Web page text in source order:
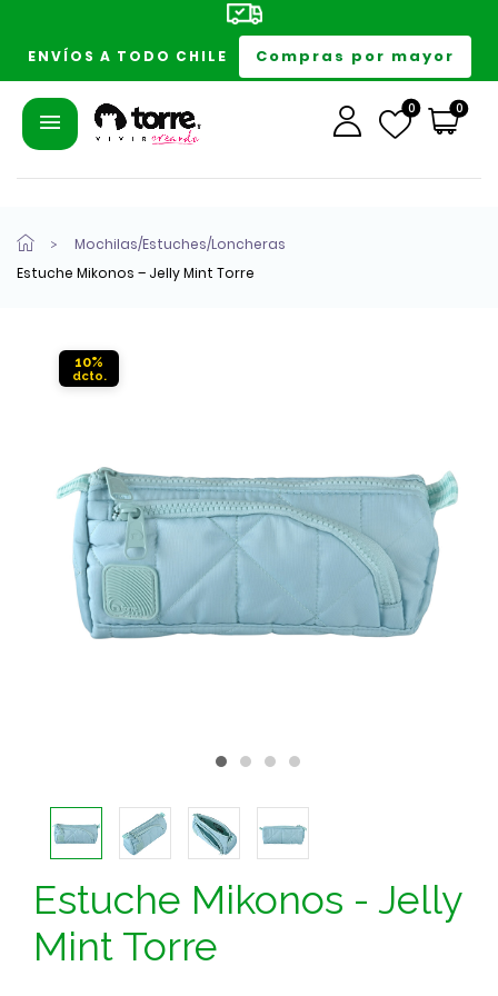
ENVÍOS A TODO CHILE Compras por mayor
0 0
Mochilas/Estuches/Loncheras
Estuche Mikonos – Jelly Mint Torre
10%
Estuche Mikonos - Jelly
Mint Torre